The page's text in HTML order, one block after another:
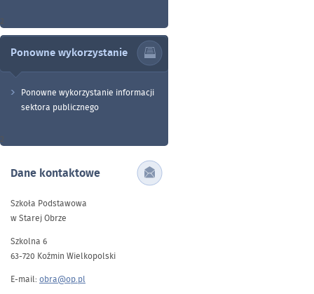
2
Ponowne wykorzystanie
Ponowne wykorzystanie informacji
sektora publicznego
2
Dane kontaktowe
Szkoła Podstawowa
w Starej Obrze
Szkolna 6
63-720 Koźmin Wielkopolski
E-mail: obra@op.pl